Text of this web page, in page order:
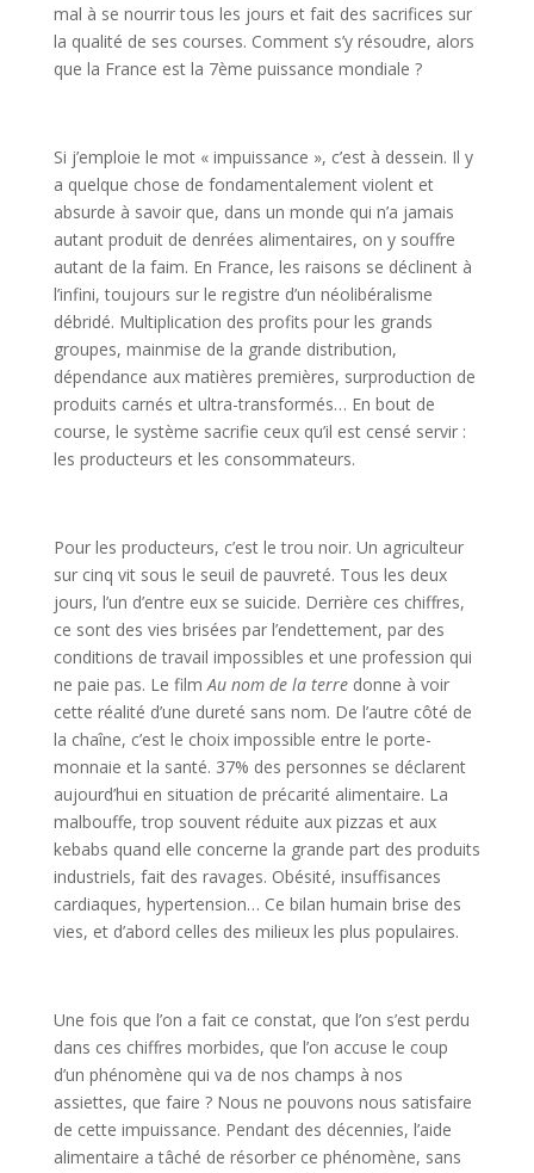
mal à se nourrir tous les jours et fait des sacrifices sur
la qualité de ses courses. Comment s’y résoudre, alors
que la France est la 7ème puissance mondiale ?
Si j’emploie le mot « impuissance », c’est à dessein. Il y
a quelque chose de fondamentalement violent et
absurde à savoir que, dans un monde qui n’a jamais
autant produit de denrées alimentaires, on y souffre
autant de la faim. En France, les raisons se déclinent à
l’infini, toujours sur le registre d’un néolibéralisme
débridé. Multiplication des profits pour les grands
groupes, mainmise de la grande distribution,
dépendance aux matières premières, surproduction de
produits carnés et ultra-transformés… En bout de
course, le système sacrifie ceux qu’il est censé servir :
les producteurs et les consommateurs.
Pour les producteurs, c’est le trou noir. Un agriculteur
sur cinq vit sous le seuil de pauvreté. Tous les deux
jours, l’un d’entre eux se suicide. Derrière ces chiffres,
ce sont des vies brisées par l’endettement, par des
conditions de travail impossibles et une profession qui
ne paie pas. Le film Au nom de la terredonne à voir
cette réalité d’une dureté sans nom. De l’autre côté de
la chaîne, c’est le choix impossible entre le porte-
monnaie et la santé. 37% des personnes se déclarent
aujourd’hui en situation de précarité alimentaire. La
malbouffe, trop souvent réduite aux pizzas et aux
kebabs quand elle concerne la grande part des produits
industriels, fait des ravages. Obésité, insuffisances
cardiaques, hypertension… Ce bilan humain brise des
vies, et d’abord celles des milieux les plus populaires.
Une fois que l’on a fait ce constat, que l’on s’est perdu
dans ces chiffres morbides, que l’on accuse le coup
d’un phénomène qui va de nos champs à nos
assiettes, que faire ? Nous ne pouvons nous satisfaire
de cette impuissance. Pendant des décennies, l’aide
alimentaire a tâché de résorber ce phénomène, sans